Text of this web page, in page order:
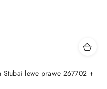
Stubai lewe prawe 267702 +